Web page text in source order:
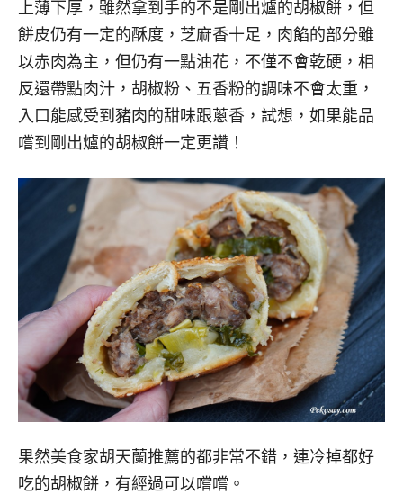
上薄下厚，雖然拿到手的不是剛出爐的胡椒餅，但
餅皮仍有一定的酥度，芝麻香十足，肉餡的部分雖
以赤肉為主，但仍有一點油花，不僅不會乾硬，相
反還帶點肉汁，胡椒粉、五香粉的調味不會太重，
入口能感受到豬肉的甜味跟蔥香，試想，如果能品
嚐到剛出爐的胡椒餅一定更讚！
果然美食家胡天蘭推薦的都非常不錯，連冷掉都好
吃的胡椒餅，有經過可以嚐嚐。